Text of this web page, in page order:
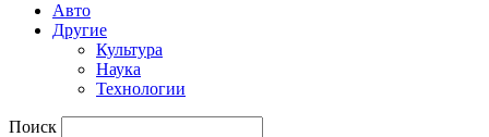
Авто
Другие
Культура
Наука
Технологии
Поиск